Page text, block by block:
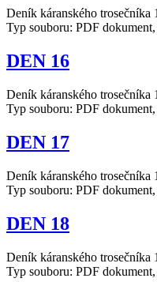
Deník káranského trosečníka
Typ souboru: PDF
DEN 16
Deník káranského trosečníka
Typ souboru: PDF
DEN 17
Deník káranského trosečníka
Typ souboru: PDF
DEN 18
Deník káranského trosečníka
Typ souboru: PDF